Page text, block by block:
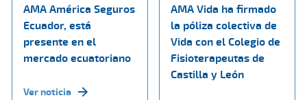
AMA América Seguros
Ecuador, está
presente en el
mercado ecuatoriano
Ver noticia
AMA Vida ha firmado
la póliza colectiva de
Vida con el Colegio de
Fisioterapeutas de
Castilla y León